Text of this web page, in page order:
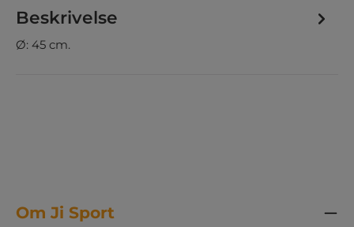
Beskrivelse
Ø: 45 cm.
Om Ji Sport